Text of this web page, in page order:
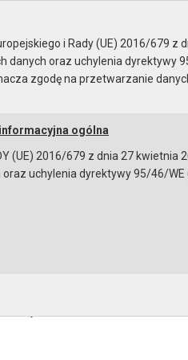
Dostępność
oświatowych
i Rady (UE) 2016/679 z
oraz uchylenia dyrektywy
zgodę na przetwarzanie
ogólna
(UE) 2016/679 z dnia 27
uchylenia dyrektywy 95/46/WE